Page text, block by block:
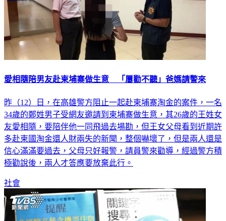
愛相隨陪男友赴柬埔寨做生意 「屢勸不聽」爸媽請警來
昨（12）日，在高雄警方阻止一起赴柬埔寨淘金的案件，一名
34歲的鄭姓男子受網友邀請到柬埔寨做生意，其26歲的王姓女
友愛相隨，要陪伴他一同飛過去場勘，但王女父母看到近期許
多赴柬國淘金還人財兩失的新聞，整個嚇壞了，但是兩人還是
信心滿滿要過去，父母只好報警，請員警來勸導，經過警方積
極勸說後，兩人才答應要放棄此行。
社會